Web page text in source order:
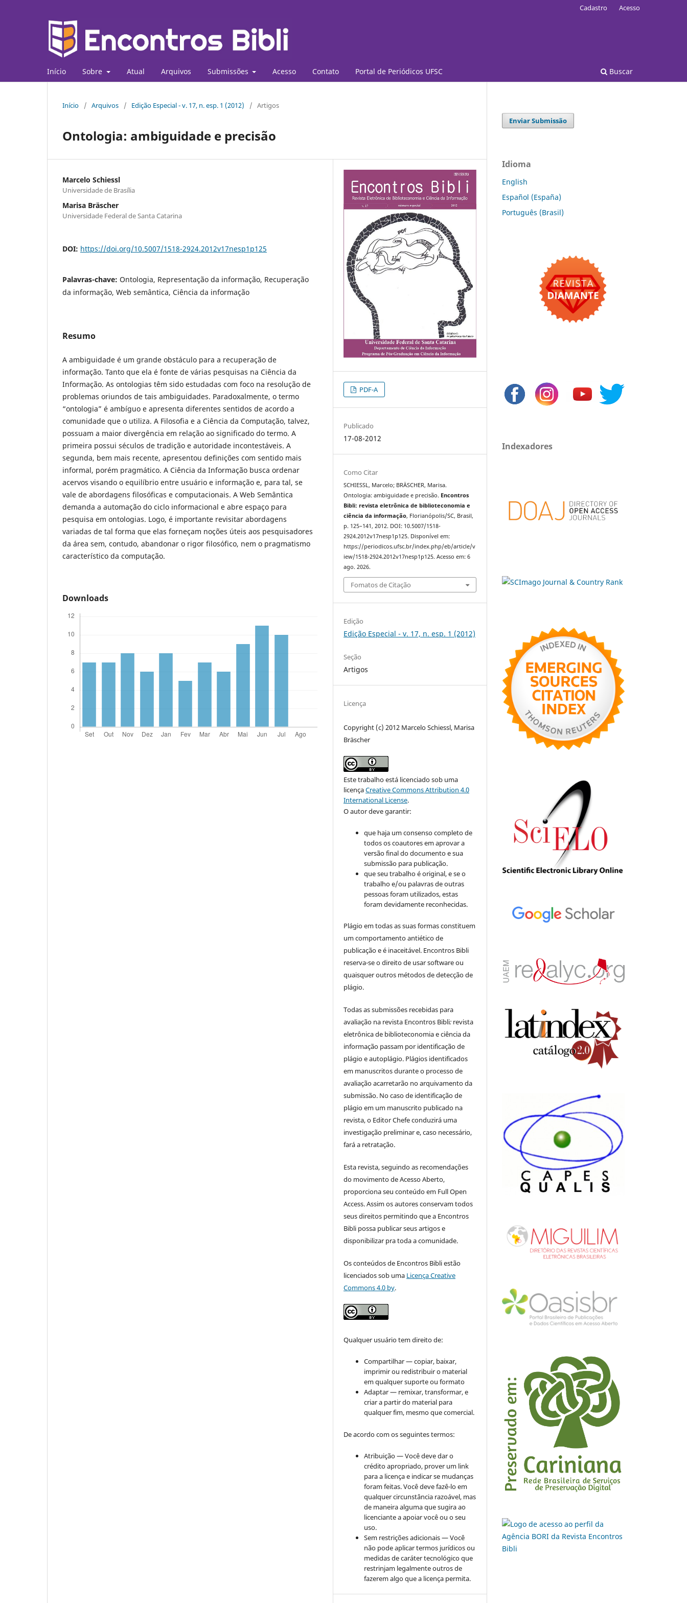
Início Sobre Atual Arquivos Submissões Acesso Contato Portal de Periódicos UFSC Buscar
Cadastro Acesso
Início / Arquivos / Edição Especial - v. 17, n. esp. 1 (2012) / Artigos
Ontologia: ambiguidade e precisão
Marcelo Schiessl
Universidade de Brasília
Marisa Bräscher
Universidade Federal de Santa Catarina
DOI: https://doi.org/10.5007/1518-2924.2012v17nesp1p125
Palavras-chave: Ontologia, Representação da informação, Recuperação
da informação, Web semântica, Ciência da informação
Resumo
A ambiguidade é um grande obstáculo para a recuperação de
informação. Tanto que ela é fonte de várias pesquisas na Ciência da
Informação. As ontologias têm sido estudadas com foco na resolução de
problemas oriundos de tais ambiguidades. Paradoxalmente, o termo
“ontologia” é ambíguo e apresenta diferentes sentidos de acordo a
comunidade que o utiliza. A Filosofia e a Ciência da Computação, talvez,
possuam a maior divergência em relação ao significado do termo. A
primeira possui séculos de tradição e autoridade incontestáveis. A
segunda, bem mais recente, apresentou definições com sentido mais
informal, porém pragmático. A Ciência da Informação busca ordenar
acervos visando o equilíbrio entre usuário e informação e, para tal, se
vale de abordagens filosóficas e computacionais. A Web Semântica
demanda a automação do ciclo informacional e abre espaço para
pesquisa em ontologias. Logo, é importante revisitar abordagens
variadas de tal forma que elas forneçam noções úteis aos pesquisadores
da área sem, contudo, abandonar o rigor filosófico, nem o pragmatismo
característico da computação.
Downloads
PDF-A
Publicado
17-08-2012
Como Citar
SCHIESSL, Marcelo; BRÄSCHER, Marisa.
Ontologia: ambiguidade e precisão. Encontros
Bibli: revista eletrônica de biblioteconomia e
ciência da informação, Florianópolis/SC, Brasil,
p. 125–141, 2012. DOI: 10.5007/1518-
2924.2012v17nesp1p125. Disponível em:
https://periodicos.ufsc.br/index.php/eb/article/v
iew/1518-2924.2012v17nesp1p125. Acesso em: 6
ago. 2026.
Fomatos de Citação
Edição
Edição Especial - v. 17, n. esp. 1 (2012)
Seção
Artigos
Licença
Copyright (c) 2012 Marcelo Schiessl, Marisa
Bräscher
Este trabalho está licenciado sob uma
licençaCreative Commons Attribution 4.0
International License.
O autor deve garantir:
que haja um consenso completo de
todos os coautores em aprovar a
versão final do documento e sua
submissão para publicação.
que seu trabalho é original, e se o
trabalho e/ou palavras de outras
pessoas foram utilizados, estas
foram devidamente reconhecidas.
Plágio em todas as suas formas constituem
um comportamento antiético de
publicação e é inaceitável. Encontros Bibli
reserva-se o direito de usar software ou
quaisquer outros métodos de detecção de
plágio.
Todas as submissões recebidas para
avaliação na revista Encontros Bibli: revista
eletrônica de biblioteconomia e ciência da
informação passam por identificação de
plágio e autoplágio. Plágios identificados
em manuscritos durante o processo de
avaliação acarretarão no arquivamento da
submissão. No caso de identificação de
plágio em um manuscrito publicado na
revista, o Editor Chefe conduzirá uma
investigação preliminar e, caso necessário,
fará a retratação.
Esta revista, seguindo as recomendações
do movimento de Acesso Aberto,
proporciona seu conteúdo em Full Open
Access. Assim os autores conservam todos
seus direitos permitindo que a Encontros
Bibli possa publicar seus artigos e
disponibilizar pra toda a comunidade.
Os conteúdos de Encontros Bibli estão
licenciados sob uma Licença Creative
Commons 4.0 by.
Qualquer usuário tem direito de:
Compartilhar — copiar, baixar,
imprimir ou redistribuir o material
em qualquer suporte ou formato
Adaptar — remixar, transformar, e
criar a partir do material para
qualquer fim, mesmo que comercial.
De acordo com os seguintes termos:
Atribuição — Você deve dar o
crédito apropriado, prover um link
para a licença e indicar se mudanças
foram feitas. Você deve fazê-lo em
qualquer circunstância razoável, mas
de maneira alguma que sugira ao
licenciante a apoiar você ou o seu
uso.
Sem restrições adicionais — Você
não pode aplicar termos jurídicos ou
medidas de caráter tecnológico que
restrinjam legalmente outros de
fazerem algo que a licença permita.
Enviar Submissão
Idioma
English
Español (España)
Português (Brasil)
Indexadores